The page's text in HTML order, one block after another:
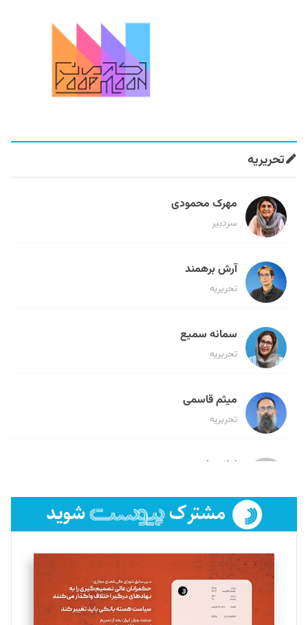
تحریریه
مهرک محمودی
سردبیر
آرش برهمند
تحریریه
سمانه سمیع
تحریریه
میثم قاسمی
تحریریه
لیلا حنارود
فائزه فتحی رستمی
تحریریه
سروش کرمیان
تحریریه